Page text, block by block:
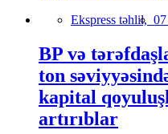
Ekspress təhlil,
BP və
ton
kapital
artırıblar